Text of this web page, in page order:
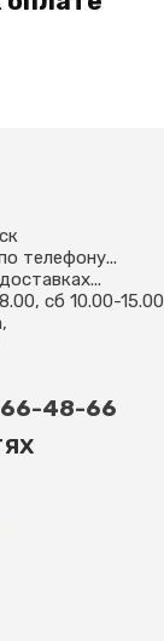
телефону...
сб 10.00-15.00
48-66